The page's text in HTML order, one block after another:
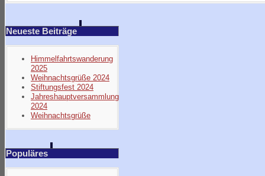
Neueste Beiträge
Himmelfahrtswanderung
2025
Weihnachtsgrüße 2024
Stiftungsfest 2024
Jahreshauptversammlung
2024
Weihnachtsgrüße
Populäres